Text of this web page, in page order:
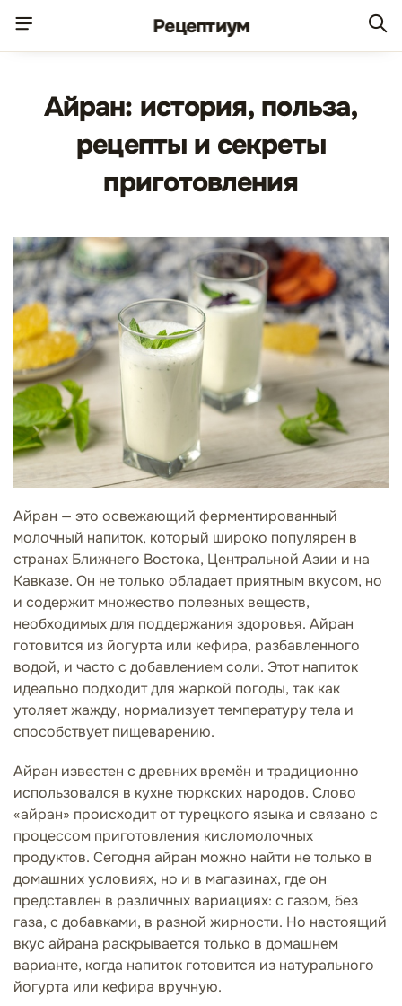
Рецептиум
Айран: история, польза,
рецепты и секреты
приготовления
Айран — это освежающий ферментированный
молочный напиток, который широко популярен в
странах Ближнего Востока, Центральной Азии и на
Кавказе. Он не только обладает приятным вкусом, но
и содержит множество полезных веществ,
необходимых для поддержания здоровья. Айран
готовится из йогурта или кефира, разбавленного
водой, и часто с добавлением соли. Этот напиток
идеально подходит для жаркой погоды, так как
утоляет жажду, нормализует температуру тела и
способствует пищеварению.
Айран известен с древних времён и традиционно
использовался в кухне тюркских народов. Слово
«айран» происходит от турецкого языка и связано с
процессом приготовления кисломолочных
продуктов. Сегодня айран можно найти не только в
домашних условиях, но и в магазинах, где он
представлен в различных вариациях: с газом, без
газа, с добавками, в разной жирности. Но настоящий
вкус айрана раскрывается только в домашнем
варианте, когда напиток готовится из натурального
йогурта или кефира вручную.